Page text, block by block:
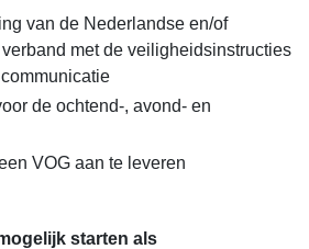
van de Nederlandse en/of
met de veiligheidsinstructies
de ochtend-, avond- en
VOG aan te leveren
starten als